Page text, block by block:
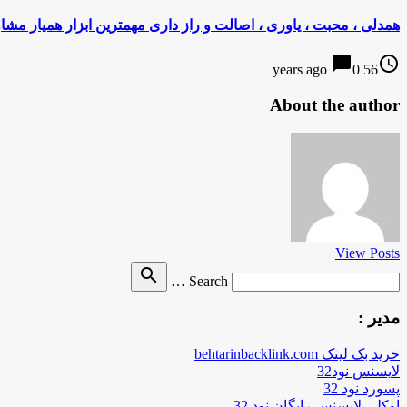
همدلی ، محبت ، یاوری ، اصالت و راز داری مهمترین ابزار همیار
access_time
56 years ago
chat_bubble0
About the author
View Posts
Search …
search
مدیر :
خرید بک لینک behtarinbacklink.com
لایسنس نود32
پسورد نود 32